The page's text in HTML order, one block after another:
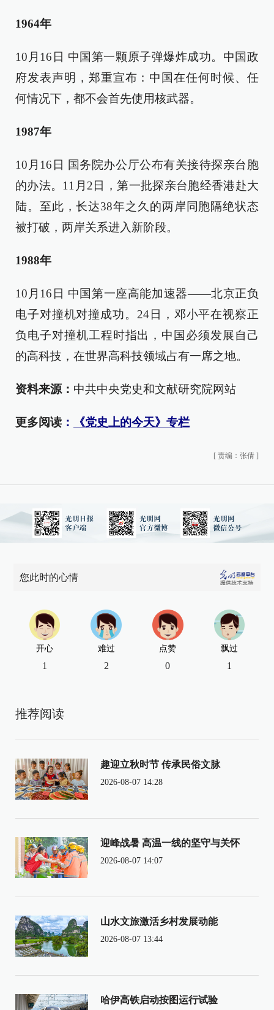
1964年
10月16日 中国第一颗原子弹爆炸成功。中国政
府发表声明，郑重宣布：中国在任何时候、任
何情况下，都不会首先使用核武器。
1987年
10月16日 国务院办公厅公布有关接待探亲台胞
的办法。11月2日，第一批探亲台胞经香港赴大
陆。至此，长达38年之久的两岸同胞隔绝状态
被打破，两岸关系进入新阶段。
1988年
10月16日 中国第一座高能加速器——北京正负
电子对撞机对撞成功。24日，邓小平在视察正
负电子对撞机工程时指出，中国必须发展自己
的高科技，在世界高科技领域占有一席之地。
资料来源： 中共中央党史和文献研究院网站
更多阅读 ： 《党史上的今天》专栏
[ 责编：张倩 ]
您此时的心情
开心
1
难过
2
点赞
0
飘过
1
推荐阅读
趣迎立秋时节 传承民俗文脉
2026-08-07 14:28
迎峰战暑 高温一线的坚守与关怀
2026-08-07 14:07
山水文旅激活乡村发展动能
2026-08-07 13:44
哈伊高铁启动按图运行试验